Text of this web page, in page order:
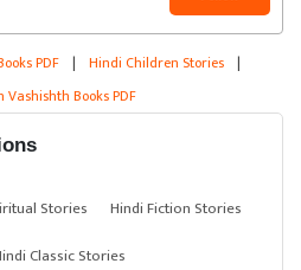
PDF | Hindi Children Stories |
Vashishth Books PDF
Stories
Hindi Fiction Stories
Classic Stories